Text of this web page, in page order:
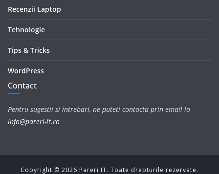
Recenzii Laptop
Tehnologie
Tips & Tricks
WordPress
Contact
Pentru sugestii si intrebari, ne puteti contacta prin email la
info@pareri-it.ro
Copyright © 2026 Pareri IT. Toate drepturile rezervate.